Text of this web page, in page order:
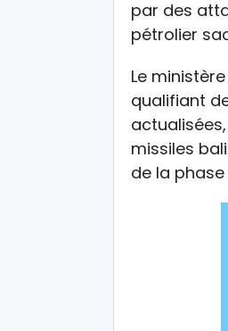
par des
pétrolier
Le
qualifiant
missiles
de la